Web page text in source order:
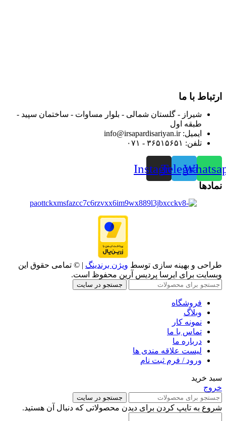
ارتباط با ما
شیراز - گلستان شمالی - بلوار مساوات - ساختمان سپید -
طبقه اول
ایمیل: info@irsapardisariyan.ir
تلفن: ۳۶۵۱۵۶۵۱ - ۰۷۱
Telegram
Instagram
نمادها
طراحی و بهینه سازی توسط ویژن برندینگ | © تمامی حقوق این
وبسایت برای ایرسا پردیس آرین محفوظ است.
جستجو در سایت
فروشگاه
وبلاگ
نمونه کار
تماس با ما
درباره ما
لیست علاقه مندی ها
ورود / فرم ثبت نام
سبد خرید
خروج
جستجو در سایت
شروع به تایپ کردن برای دیدن محصولاتی که دنبال آن هستید.